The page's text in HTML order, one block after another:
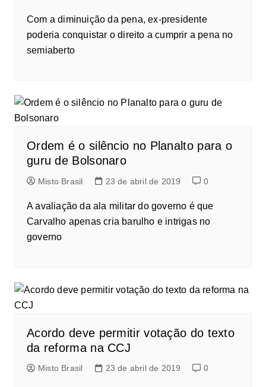
Com a diminuição da pena, ex-presidente
poderia conquistar o direito a cumprir a pena no
semiaberto
Ordem é o silêncio no Planalto para o
guru de Bolsonaro
Misto Brasil 23 de abril de 2019 0
A avaliação da ala militar do governo é que
Carvalho apenas cria barulho e intrigas no
governo
Acordo deve permitir votação do texto
da reforma na CCJ
Misto Brasil 23 de abril de 2019 0